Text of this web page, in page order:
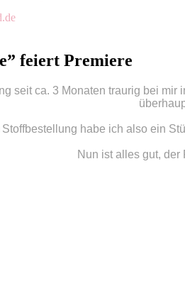
feiert Premiere
seit ca. 3 Monaten traurig bei
Stoffbestellung habe ich also ein
Nun ist alles gut,